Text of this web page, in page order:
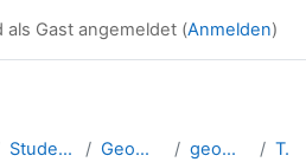
als Gast angemeldet (Anmelden)
Studentische Lernkurse Geomedien - WS 2022 geomedien_FAQ_EOB Topic 8